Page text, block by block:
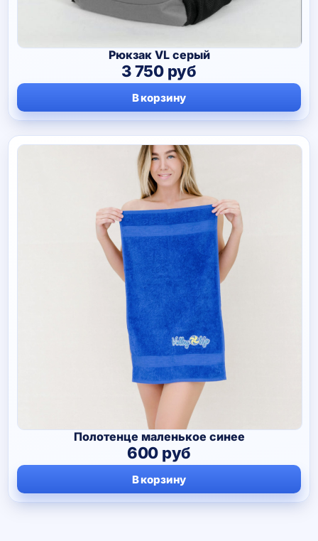
Рюкзак VL серый
3 750 руб
В корзину
Полотенце маленькое синее
600 руб
В корзину